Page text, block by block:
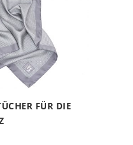
FÜR DIE